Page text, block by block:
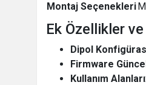
Montaj Seçenekleri
Ek Özellikler
Dipol
Firmware
Kullanım Alanları